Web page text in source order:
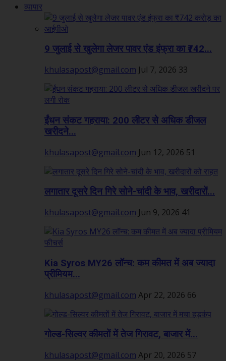
व्यापार
9 जुलाई से खुलेगा लेजर पावर एंड इंफ्रा का ₹742...
khulasapost@gmail.com Jul 7, 2026 33
ईंधन संकट गहराया: 200 लीटर से अधिक डीजल
खरीदने...
khulasapost@gmail.com Jun 12, 2026 51
लगातार दूसरे दिन गिरे सोने-चांदी के भाव, खरीदारों...
khulasapost@gmail.com Jun 9, 2026 41
Kia Syros MY26 लॉन्च: कम कीमत में अब ज्यादा
प्रीमियम...
khulasapost@gmail.com Apr 22, 2026 66
गोल्ड-सिल्वर कीमतों में तेज गिरावट, बाजार में...
khulasapost@gmail.com Apr 20, 2026 57